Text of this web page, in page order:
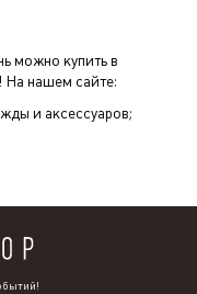
можно купить в
На нашем сайте:
и аксессуаров;